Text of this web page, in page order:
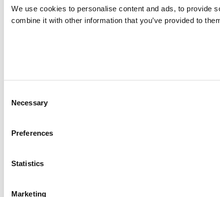
We use cookies to personalise content and ads, to provide
combine it with other information that you’ve provided to
Selection
Necessary
Preferences
Statistics
Marketing